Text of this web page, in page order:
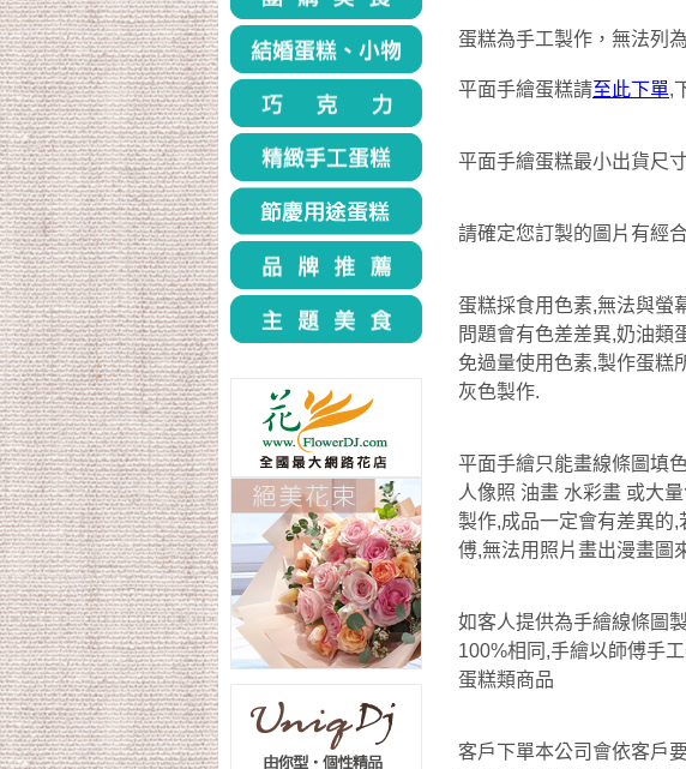
蛋糕為手工製作，無法列
平面手繪蛋糕請至此下單,
平面手繪蛋糕最小出貨尺
請確定您訂製的圖片有經
蛋糕採食用色素,無法與螢
問題會有色差差異,奶油類
免過量使用色素,製作蛋糕
灰色製作.
平面手繪只能畫線條圖填
人像照 油畫 水彩畫 或大
製作,成品一定會有差異的
傅,無法用照片畫出漫畫圖
如客人提供為手繪線條圖
100%相同,手繪以師傅手
蛋糕類商品
客戶下單本公司會依客戶